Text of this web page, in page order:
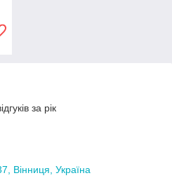
за рік
Вінниця, Україна